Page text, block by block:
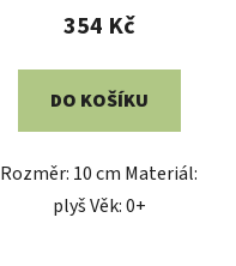
354 Kč
DO KOŠÍKU
Rozměr: 10 cm Materiál:
plyš Věk: 0+